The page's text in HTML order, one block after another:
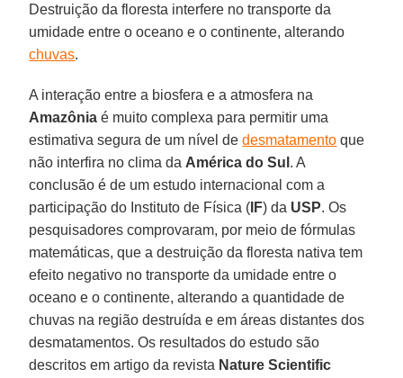
Destruição da floresta interfere no transporte da
umidade entre o oceano e o continente, alterando
chuvas.
A interação entre a biosfera e a atmosfera na
Amazônia é muito complexa para permitir uma
estimativa segura de um nível dedesmatamento que
não interfira no clima da América do Sul . A
conclusão é de um estudo internacional com a
participação do Instituto de Física ( IF) da USP. Os
pesquisadores comprovaram, por meio de fórmulas
matemáticas, que a destruição da floresta nativa tem
efeito negativo no transporte da umidade entre o
oceano e o continente, alterando a quantidade de
chuvas na região destruída e em áreas distantes dos
desmatamentos. Os resultados do estudo são
descritos em artigo da revista Nature Scientific